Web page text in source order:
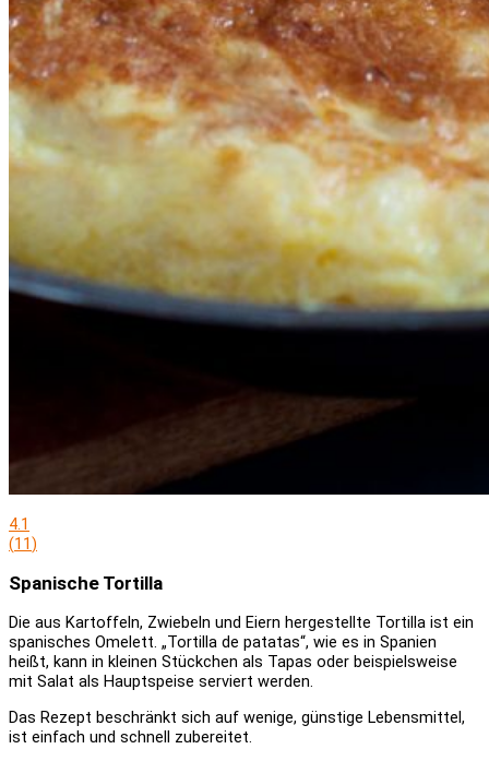
4.1
(11)
Spanische Tortilla
Die aus Kartoffeln, Zwiebeln und Eiern hergestellte Tortilla ist ein
spanisches Omelett. „Tortilla de patatas“, wie es in Spanien
heißt, kann in kleinen Stückchen als Tapas oder beispielsweise
mit Salat als Hauptspeise serviert werden.
Das Rezept beschränkt sich auf wenige, günstige Lebensmittel,
ist einfach und schnell zubereitet.